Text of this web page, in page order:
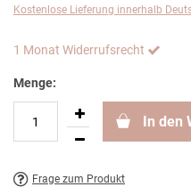
Kostenlose Lieferung innerhalb
1 Monat Widerrufsrecht
Menge:
In den
Frage zum Produkt